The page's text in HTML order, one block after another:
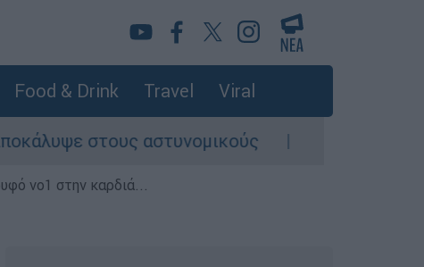
Food & Drink Travel Viral
στους αστυνομικούς Θανατηφόρο
νο1 στην καρδιά...